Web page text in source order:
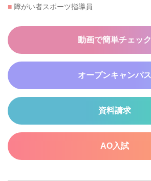
■ 障がい者スポーツ指導員
動画で簡単チェック
オープンキャンパス
資料請求
AO入試